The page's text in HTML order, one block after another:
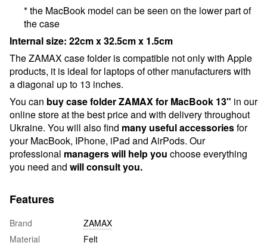
*the MacBook model can be seen on the lower part of
the case
Internal size: 22cm x 32.5cm x 1.5cm
The ZAMAX case folderis compatible not only with Apple
products, it is ideal for laptops of other manufacturers with
a diagonal up to 13 inches.
You can buycase folder ZAMAX for MacBook 13" in our
online store at the best price and with delivery throughout
Ukraine. You will also find many useful accessoriesfor
your MacBook, IPhone, iPad and AirPods. Our
professional managers will help you choose everything
you need and will consultyou.
Features
Brand
ZAMAX
Material
Felt